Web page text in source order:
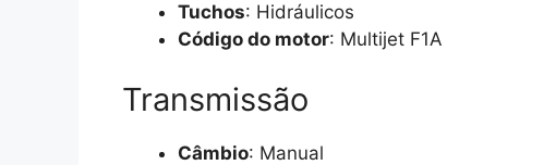
Tuchos: Hidráulicos
Código do motor: Multijet F1A
Transmissão
Câmbio: Manual